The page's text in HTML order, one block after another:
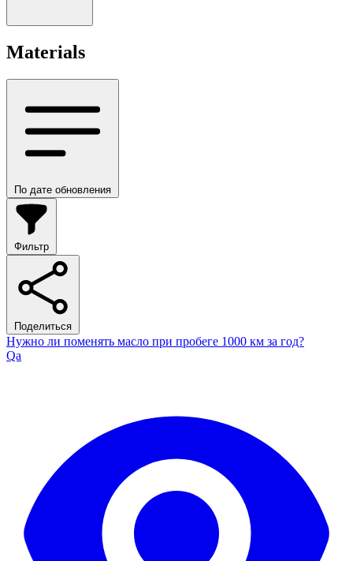
Materials
По дате обновления
Фильтр
Поделиться
Нужно ли поменять масло при пробеге 1000 км за год?
Qa